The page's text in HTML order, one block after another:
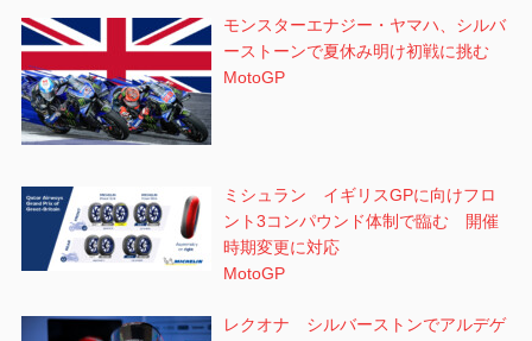
モンスターエナジー・ヤマハ、シルバ
ーストーンで夏休み明け初戦に挑む
MotoGP
ミシュラン イギリスGPに向けフロ
ント3コンパウンド体制で臨む 開催
時期変更に対応
MotoGP
レクオナ シルバーストンでアルデゲ